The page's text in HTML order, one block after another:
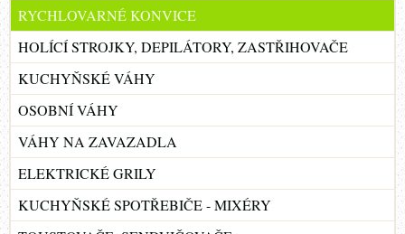
RYCHLOVARNÉ KONVICE
HOLÍCÍ STROJKY, DEPILÁTORY, ZASTŘIHOVAČE
KUCHYŇSKÉ VÁHY
OSOBNÍ VÁHY
VÁHY NA ZAVAZADLA
ELEKTRICKÉ GRILY
KUCHYŇSKÉ SPOTŘEBIČE - MIXÉRY